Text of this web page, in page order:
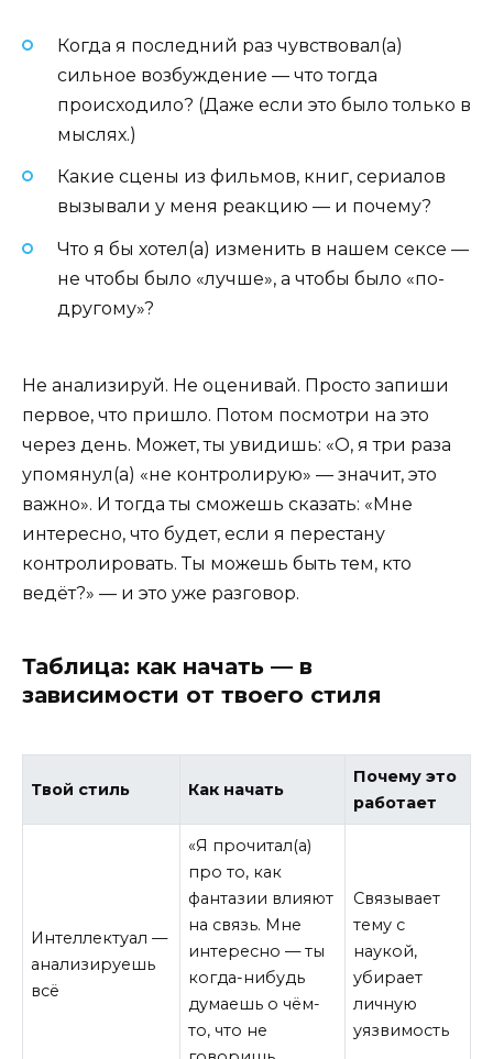
Когда я последний раз чувствовал(а)
сильное возбуждение — что тогда
происходило? (Даже если это было только в
мыслях.)
Какие сцены из фильмов, книг, сериалов
вызывали у меня реакцию — и почему?
Что я бы хотел(а) изменить в нашем сексе —
не чтобы было «лучше», а чтобы было «по-
другому»?
Не анализируй. Не оценивай. Просто запиши
первое, что пришло. Потом посмотри на это
через день. Может, ты увидишь: «О, я три раза
упомянул(а) «не контролирую» — значит, это
важно». И тогда ты сможешь сказать: «Мне
интересно, что будет, если я перестану
контролировать. Ты можешь быть тем, кто
ведёт?» — и это уже разговор.
Таблица: как начать — в
зависимости от твоего стиля
Твой стиль Как начать
Почему это
работает
Интеллектуал —
анализируешь
всё
«Я прочитал(а)
про то, как
фантазии влияют
на связь. Мне
интересно — ты
когда-нибудь
думаешь о чём-
то, что не
Связывает
тему с
наукой,
убирает
личную
уязвимость